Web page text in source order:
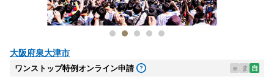
大阪府泉大津市
ワンストップ特例オンライン申請 e ま 自